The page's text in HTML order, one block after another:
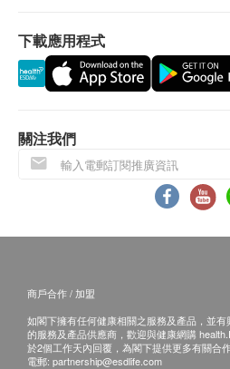
DNA、激活細胞年輕化、全面
到延緩、改善及防止衰老。
達98%，有效消除孢
NMN10000+成功保存靈芝孢
胞抗氧屏障，守護身體年輕化
衰老協同效應，令延緩衰老機
逆齡抗衰老人群
調理身體機能人群
改善血管疾病人群
下載應用程式
關注我們
商戶合作 / 加盟
如閣下擁有任何健康相關之服務及產品，並
的服務及產品供應商，歡迎與健康網購
於2個工作天內回覆，為閣下提供更多有關合作
電郵: partnership@esdlife.com